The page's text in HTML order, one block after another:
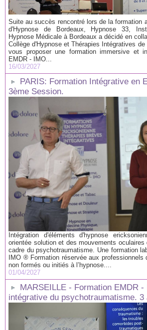
Suite au succès rencontré lors de la formation
d'Hypnose de Bordeaux, Hypnose 33,
Hypnose Médicale à Bordeaux a décidé en
Collège d'Hypnose et Thérapies Intégratives
vous proposer une formation immersive et
EMDR - IMO...
16/03/2027
PARIS: Formation Intégrative en
3ème Session.
Intégration d'éléments d'hypnose
orientée solution et des mouvements
cadre du psychotraumatisme. Une formation
IMO ® Formation réservée aux professionnels
non formés ou initiés à l’hypnose....
01/04/2027
MARSEILLE - Formation EMDR -
intégrative du psychotraumatisme. 3